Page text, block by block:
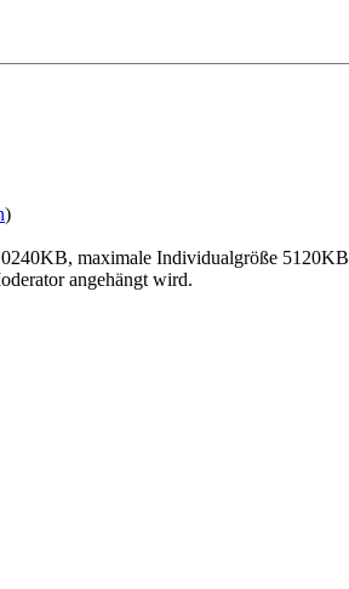
)
maximale Individualgröße 5120KB
angehängt wird.